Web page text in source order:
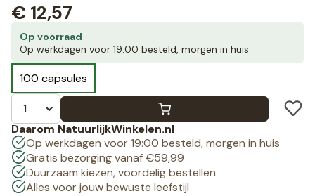
Op voorraad
Op werkdagen voor 19:00 besteld, morgen in huis
100 capsules
€ 12,57
Daarom NatuurlijkWinkelen.nl
Op werkdagen voor 19:00 besteld, morgen in huis
Gratis bezorging vanaf €59,99
Duurzaam kiezen, voordelig bestellen
Alles voor jouw bewuste leefstijl